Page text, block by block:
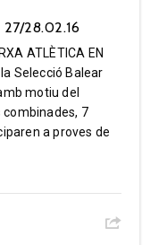
27/28.02.16
ATLÈTICA EN
Selecció Balear
motiu del
combinades, 7
a proves de